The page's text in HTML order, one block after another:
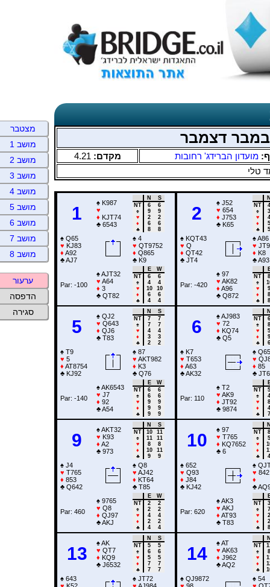
דצמבר
מועדון הברידג' רחובות מקדם: 4.21
טלי
1
♠ K987
♥
♦ KJT74
♣ 6543
N
S
NT
6
6
♠
9
9
♥
2
2
♦
6
6
♣
8 8
♠ Q65
♥ KJ83
♦ A92
♣AJ7
♠ 4
♥ QT9752
♦ Q865
♣ K9
Par: -100
♠AJT32
♥ A64
♦ 3
♣ QT82
E
W
NT
6
6
♠
4
4
♥
10
10
♦
6
6
♣
4 4
2
♠ J52
♥ 654
♦ J753
♣ K65
NT
4
♠
3
♥
4
♦
5
♣
5
♠ KQT43
♥ Q
♦ QT42
♣ JT4
♠A86
♥
♦ K8
♣A93
Par: -420
♠ 97
♥ AK82
♦ A96
♣ Q872
NT
8
♠
♥
9
♦
8
♣
8
5
♠ QJ2
♥ Q643
♦ QJ6
♣ T83
N
S
NT
7
7
♠
7
7
♥
4
4
♦
3
3
♣
2 2
♠ T9
♥ 5
♦ AT8754
♣ KJ92
♠ 87
♥ AKT982
♦ K3
♣ Q76
Par: -140
♠AK6543
♥ J7
♦ 92
♣A54
E
W
NT
6
6
♠
6
6
♥
9
9
♦
9
9
♣
9 9
6
♠AJ983
♥ 72
♦ KQ74
♣ Q5
NT
6
♠
8
♥
5
♦
9
♣
6
♠ K7
♥ T653
♦ A63
♣AK32
♠
♥
♦ 85
♣ JT6
Par: 110
♠ T2
♥ AK9
♦ JT92
♣ 9874
NT
5
♠
4
♥
8
♦
4
♣
7
9
♠AKT32
♥ K93
♦ A2
♣ 973
N
S
NT
10
11
♠
11
11
♥
8
8
♦
10
11
♣
9 9
♠ J4
♥ T765
♦ 853
♣ Q642
♠ Q8
♥ AJ42
♦ KT64
♣ T85
Par: 460
♠ 9765
♥ Q8
♦ QJ97
♣AKJ
E
W
NT
2
2
♠
2
2
♥
4
4
♦
2
2
♣
4 4
10
♠ 97
♥ T765
♦ KQ7652
♣ 6
NT
8
♠
5
♥
♦
♣
4
♠ 652
♥ Q93
♦ J84
♣ KJ42
♠
♥ 842
♦
♣
Par: 620
♠AK3
♥ AKJ
♦ AT93
♣ T83
NT
3
♠
7
♥
2
♦
2
♣
8
13
♠AK
♥ QT7
♦ KQ9
♣ J6532
N
S
NT
5
5
♠
6
6
♥
5
5
♦
7
7
♣
7 7
♠ 643
♠ JT72
14
♠AT
♥ AK63
♦ J962
♣AQ2
NT
♠
8
♥
♦
♣
♠ QJ9872
♠ 54
מצטבר
מושב 1
מושב 2
מושב 3
מושב 4
מושב 5
מושב 6
מושב 7
מושב 8
ערעור
הדפסה
סגירה